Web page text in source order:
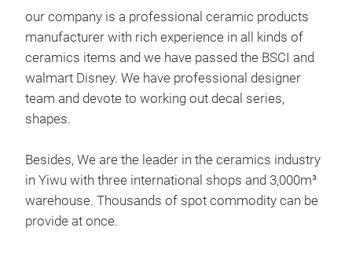
our company is a professional ceramic products
manufacturer with rich experience in all kinds of
ceramics items and we have passed the BSCI and
walmart Disney. We have professional designer
team and devote to working out decal series,
shapes.
Besides, We are the leader in the ceramics industry
in Yiwu with three international shops and 3,000m³
warehouse. Thousands of spot commodity can be
provide at once.